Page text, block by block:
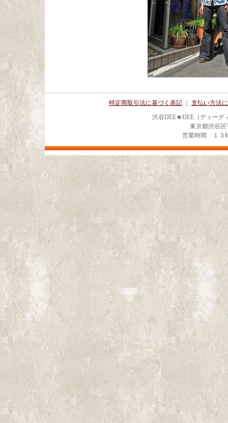
特定商取引法に基づく表記
支払い方法
渋谷DEE★DEE（ディーデ
東京都渋谷
営業時間 １３